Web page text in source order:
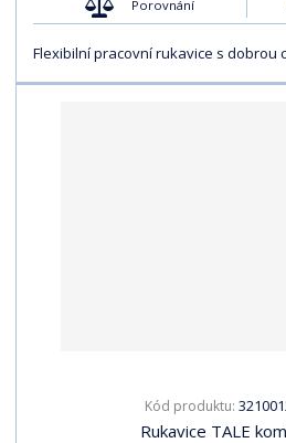
Porovnání
Flexibilní pracovní rukavice s dobrou
Kód produktu:
Rukavice TALE